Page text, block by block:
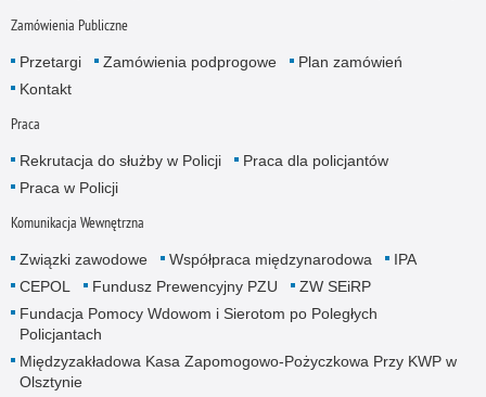
Zamówienia Publiczne
Przetargi Zamówienia podprogowe
Plan zamówień
Kontakt
Praca
Rekrutacja do służby w Policji
Praca dla policjantów
Praca w Policji
Komunikacja Wewnętrzna
Związki zawodowe Współpraca międzynarodowa
IPA
CEPOL
Fundusz Prewencyjny PZU
ZW SEiRP
Fundacja Pomocy Wdowom i Sierotom po Poległych
Policjantach
Międzyzakładowa Kasa Zapomogowo-Pożyczkowa Przy KWP w
Olsztynie